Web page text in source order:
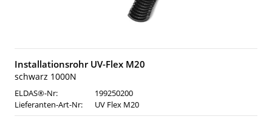
Installationsrohr UV-Flex M20
schwarz 1000N
ELDAS®-Nr:
199250200
Lieferanten-Art-Nr:
UV Flex M20